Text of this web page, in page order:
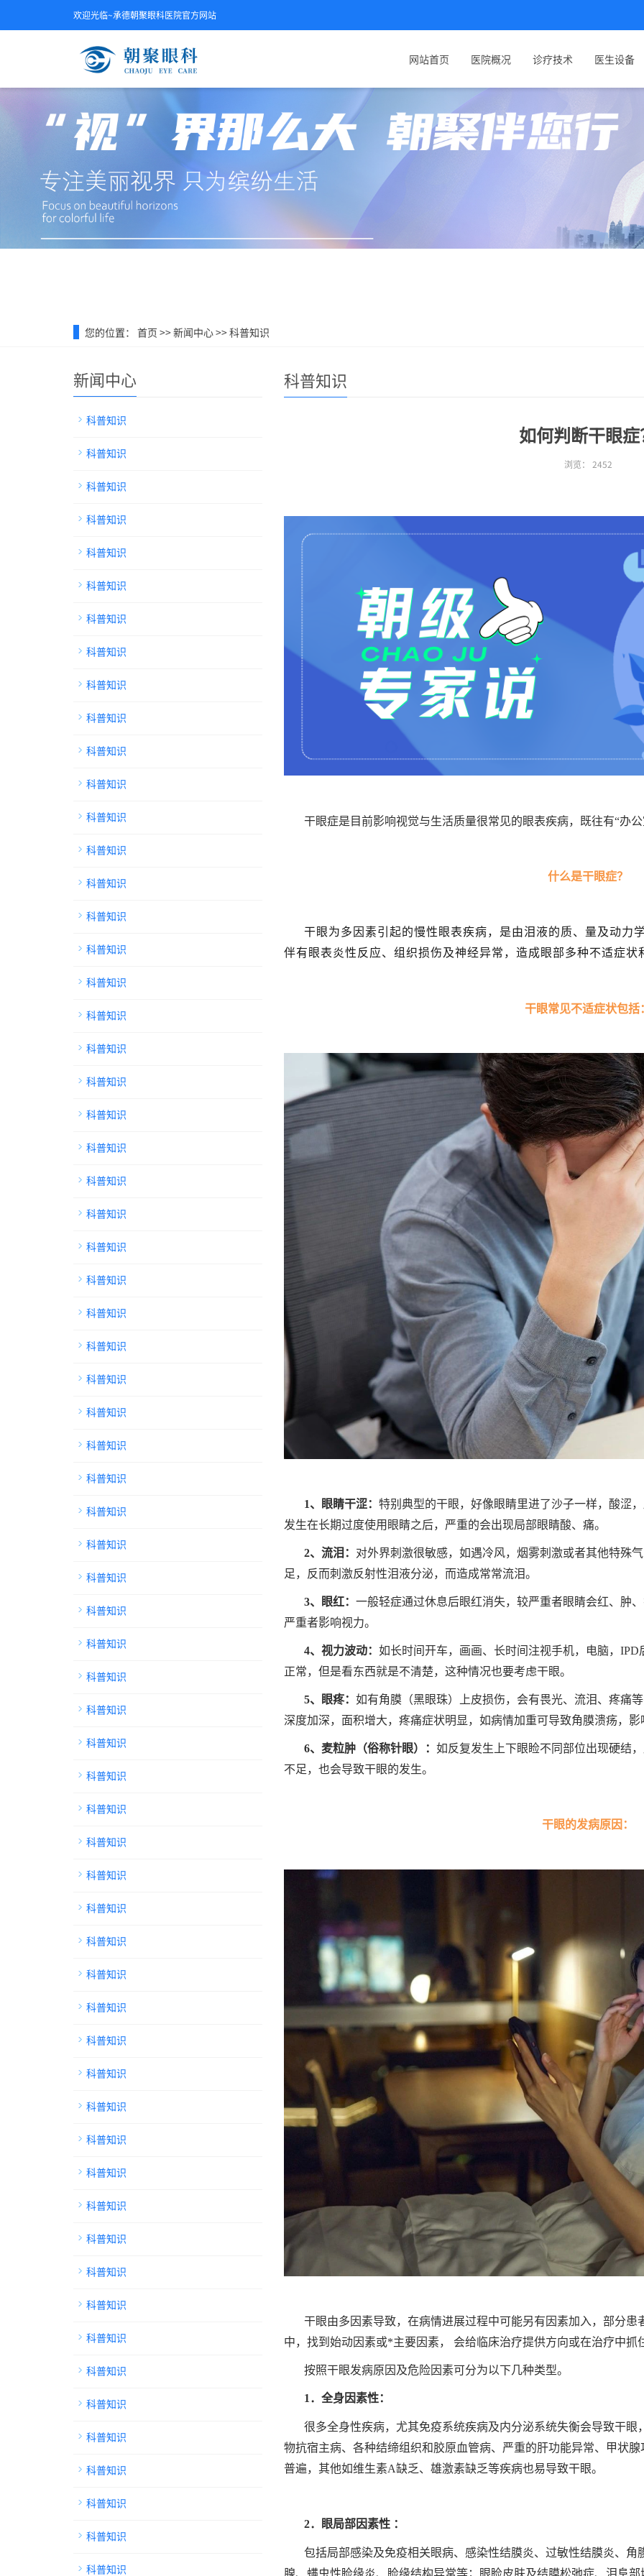
欢迎光临~承德朝聚眼科医院官方网站
网站首页 医院概况 诊疗技术 医生设备
您的位置： 首页 >>新闻中心>>科普知识
科普知识
如何判断干眼
浏览： 2452
干眼症是目前影响视觉与生活质量很常见的眼表疾病，既往有“办
什么是干眼症？
干眼为多因素引起的慢性眼表疾病，是由泪液的质、量及动力
伴有眼表炎性反应、组织损伤及神经异常，造成眼部多种不适症状
干眼常见不适症状包括
1、眼睛干涩： 特别典型的干眼，好像眼睛里进了沙子一样，酸涩
发生在长期过度使用眼睛之后，严重的会出现局部眼睛酸、痛。
2、流泪： 对外界刺激很敏感，如遇冷风，烟雾刺激或者其他特殊
足，反而刺激反射性泪液分泌，而造成常常流泪。
3、眼红： 一般轻症通过休息后眼红消失，较严重者眼睛会红、肿
严重者影响视力。
4、视力波动： 如长时间开车，画画、长时间注视手机，电脑，
正常，但是看东西就是不清楚，这种情况也要考虑干眼。
5、眼疼： 如有角膜（黑眼珠）上皮损伤，会有畏光、流泪、疼痛
深度加深，面积增大，疼痛症状明显，如病情加重可导致角膜溃疡，影
6、麦粒肿（俗称针眼）： 如反复发生上下眼睑不同部位出现硬结
不足，也会导致干眼的发生。
干眼的发病原因：
干眼由多因素导致，在病情进展过程中可能另有因素加入，部分
中，找到始动因素或*主要因素， 会给临床治疗提供方向或在治疗中抓
按照干眼发病原因及危险因素可分为以下几种类型。
1．全身因素性：
很多全身性疾病，尤其免疫系统疾病及内分泌系统失衡会导致干眼
物抗宿主病、各种结缔组织和胶原血管病、严重的肝功能异常、甲状
普遍，其他如维生素A缺乏、雄激素缺乏等疾病也易导致干眼。
2．眼局部因素性 ：
包括局部感染及免疫相关眼病、感染性结膜炎、过敏性结膜炎、
腺、螨虫性睑缘炎、睑缘结构异常等；眼睑皮肤及结膜松弛症、泪阜
新闻中心
科普知识
科普知识
科普知识
科普知识
科普知识
科普知识
科普知识
科普知识
科普知识
科普知识
科普知识
科普知识
科普知识
科普知识
科普知识
科普知识
科普知识
科普知识
科普知识
科普知识
科普知识
科普知识
科普知识
科普知识
科普知识
科普知识
科普知识
科普知识
科普知识
科普知识
科普知识
科普知识
科普知识
科普知识
科普知识
科普知识
科普知识
科普知识
科普知识
科普知识
科普知识
科普知识
科普知识
科普知识
科普知识
科普知识
科普知识
科普知识
科普知识
科普知识
科普知识
科普知识
科普知识
科普知识
科普知识
科普知识
科普知识
科普知识
科普知识
科普知识
科普知识
科普知识
科普知识
科普知识
科普知识
科普知识